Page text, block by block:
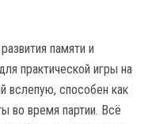
памяти и
практической игры на
вслепую, способен как
во время партии. Всё